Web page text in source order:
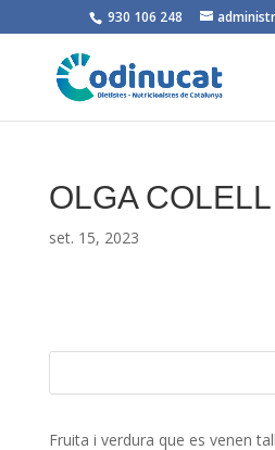
930 106 248
OLGA
set. 15, 2023
Fruita i verdura que es venen